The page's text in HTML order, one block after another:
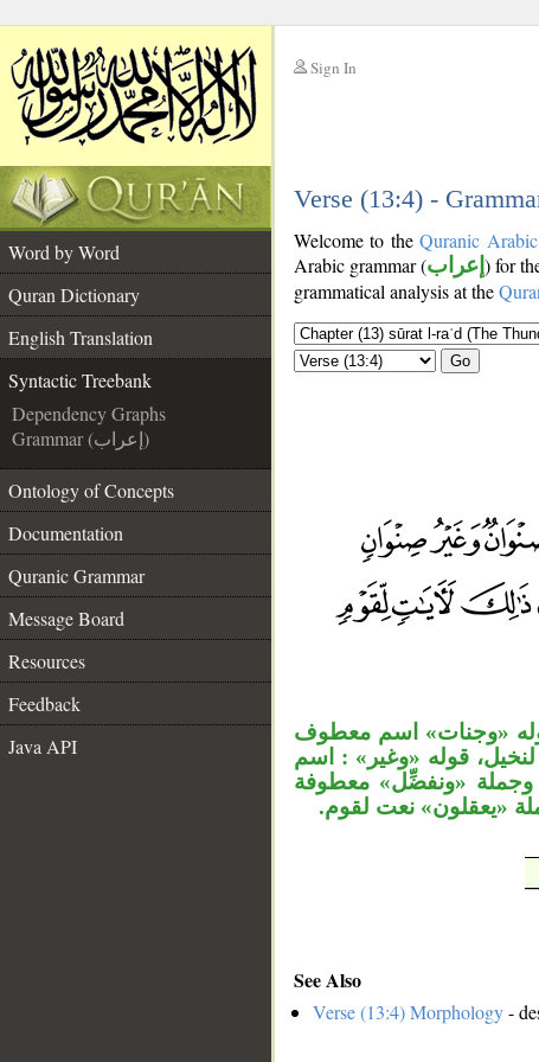
Sign In
Verse (13:4) -
Word by Word
Quran Dictionary
English Translation
Syntactic Treebank
Dependency Graphs
Grammar (إعراب)
Ontology of Concepts
Documentation
Quranic Grammar
Message Board
Resources
Feedback
Java API
Welcome to theQuranic
Arabic grammar (إعراب) for
grammatical analysis at the
Go
«وجنات» اسم معطوف
قوله «وغير» : اسم
وجملة «ونفضِّل» معطوفة
«يعقلون» نعت لقوم.
See Also
Verse (13:4) Morphology-